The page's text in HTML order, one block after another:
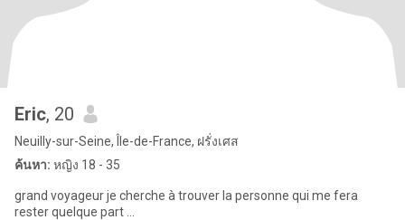
Eric, 20
Neuilly-sur-Seine, Île-de-France, ฝรั่งเศส
ค้นหา: หญิง 18 - 35
grand voyageur je cherche à trouver la personne qui me fera
rester quelque part ...